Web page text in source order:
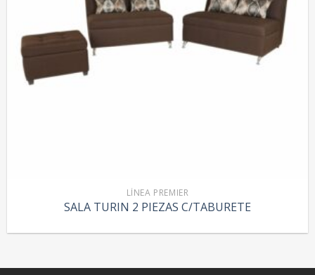
LÍNEA PREMIER
SALA TURIN 2 PIEZAS C/TABURETE